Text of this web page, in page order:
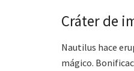
Cráter de
Nautilus hace
mágico.